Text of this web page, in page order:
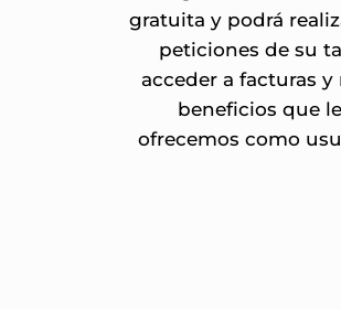
gratuita y podrá
peticiones de su
acceder a facturas y
beneficios que le
ofrecemos como